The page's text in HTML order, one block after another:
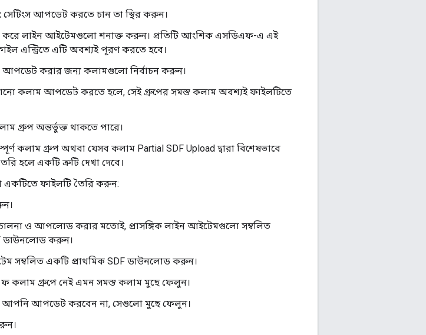
আপডেট করতে চান তা স্থির করুন।
করে লাইন আইটেমগুলো শনাক্ত করুন। প্রতিটি আংশিক এসডিএফ-এ এই
এন্ট্রিতে এটি অবশ্যই পূরণ করতে হবে।
আপডেট করার জন্য কলামগুলো নির্বাচন করুন।
কলাম আপডেট করতে হলে, সেই গ্রুপের সমস্ত কলাম অবশ্যই ফাইলটিতে
গ্রুপ অন্তর্ভুক্ত থাকতে পারে।
কলাম গ্রুপ অথবা যেসব কলাম Partial SDF Upload দ্বারা বিশেষভাবে
হলে একটি ত্রুটি দেখা দেবে।
একটিতে ফাইলটি তৈরি করুন:
ও আপলোড করার মতোই, প্রাসঙ্গিক লাইন আইটেমগুলো সম্বলিত
ডাউনলোড করুন।
সম্বলিত একটি প্রাথমিক SDF ডাউনলোড করুন।
কলাম গ্রুপে নেই এমন সমস্ত কলাম মুছে ফেলুন।
আপনি আপডেট করবেন না, সেগুলো মুছে ফেলুন।